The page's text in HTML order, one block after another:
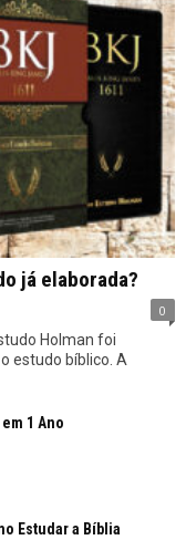
já elaborada?
0
Holman foi
estudo bíblico. A
1 Ano
Estudar a Bíblia